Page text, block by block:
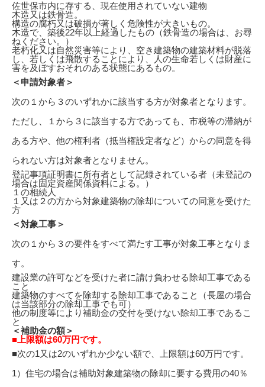
佐世保市内に存する、現在使用されていない建物
木造又は鉄骨造。
構造の腐朽又は破損が著しく危険性が大きいもの。
木造で、築後22年以上経過したもの（鉄骨造の場合は、お尋
ねください。）
老朽化又は自然災害等により、空き建築物の建築材料が脱落
し、若しくは飛散することにより、人の生命若しくは財産に
害を及ぼすおそれのある状態にあるもの。
＜申請対象者＞
次の１から３のいずれかに該当する方が対象者となります。
ただし、１から３に該当する方であっても、市税等の滞納が
ある方や、他の権利者（抵当権設定者など）からの同意を得
られない方は対象者となりません。
登記事項証明書に所有者として記録されている者（未登記の
場合は固定資産関係資料による。）
１の相続人
１又は２の方から対象建築物の除却についての同意を受けた
方
＜対象工事＞
次の１から３の要件をすべて満たす工事が対象工事となりま
す。
建設業の許可などを受けた者に請け負わせる除却工事である
こと
建築物のすべてを除却する除却工事であること（長屋の場合
は当該部分の除却工事でも可）
他の制度等により補助金の交付を受けない除却工事であるこ
と
＜補助金の額＞
■上限額は60万円です。
■次の1又は2のいずれか少ない額で、上限額は60万円です。
1）住宅の場合は補助対象建築物の除却に要する費用の40％